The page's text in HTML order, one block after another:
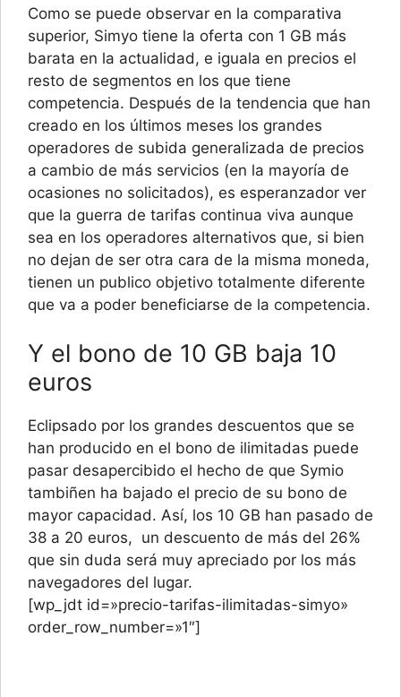
Como se puede observar en la comparativa
superior, Simyo tiene la oferta con 1 GB más
barata en la actualidad, e iguala en precios el
resto de segmentos en los que tiene
competencia. Después de la tendencia que han
creado en los últimos meses los grandes
operadores de subida generalizada de precios
a cambio de más servicios (en la mayoría de
ocasiones no solicitados), es esperanzador ver
que la guerra de tarifas continua viva aunque
sea en los operadores alternativos que, si bien
no dejan de ser otra cara de la misma moneda,
tienen un publico objetivo totalmente diferente
que va a poder beneficiarse de la competencia.
Y el bono de 10 GB baja 10
euros
Eclipsado por los grandes descuentos que se
han producido en el bono de ilimitadas puede
pasar desapercibido el hecho de que Symio
tambiñen ha bajado el precio de su bono de
mayor capacidad. Así, los 10 GB han pasado de
38 a 20 euros, un descuento de más del 26%
que sin duda será muy apreciado por los más
navegadores del lugar.
[wp_jdt id=»precio-tarifas-ilimitadas-simyo»
order_row_number=»1″]